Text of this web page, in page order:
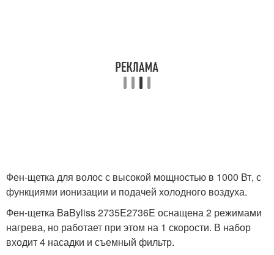
Фен-щетка для волос с высокой мощностью в 1000 Вт, с
функциями ионизации и подачей холодного воздуха.
Фен-щетка BaByliss 2735E2736E оснащена 2 режимами
нагрева, но работает при этом на 1 скорости. В набор
входит 4 насадки и съемный фильтр.